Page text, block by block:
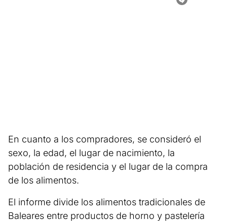
En cuanto a los compradores, se consideró el
sexo, la edad, el lugar de nacimiento, la
población de residencia y el lugar de la compra
de los alimentos.
El informe divide los alimentos tradicionales de
Baleares entre productos de horno y pastelería